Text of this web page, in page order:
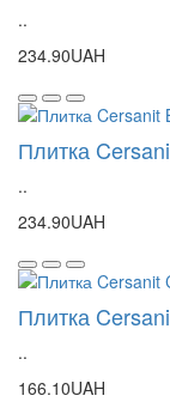
..
234.90UAH
Плитка
..
234.90UAH
Плитка
..
166.10UAH